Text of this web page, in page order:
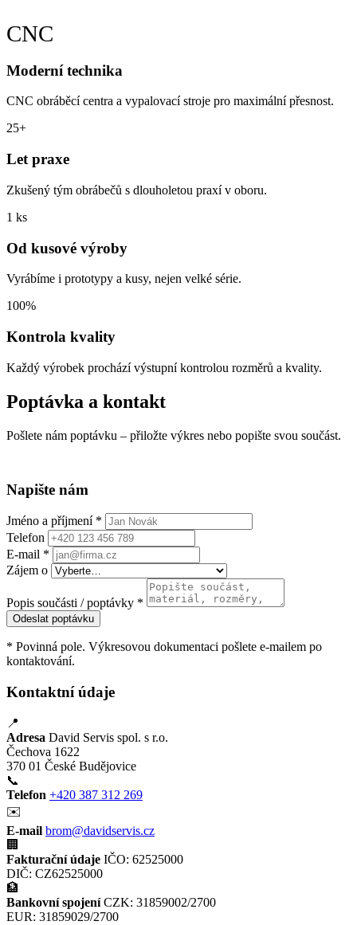
CNC
Moderní technika
CNC obráběcí centra a vypalovací stroje pro maximální přesnost.
25+
Let praxe
Zkušený tým obrábečů s dlouholetou praxí v oboru.
1 ks
Od kusové výroby
Vyrábíme i prototypy a kusy, nejen velké série.
100%
Kontrola kvality
Každý výrobek prochází výstupní kontrolou rozměrů a kvality.
Poptávka a kontakt
Pošlete nám poptávku – přiložte výkres nebo popište svou součást.
Napište nám
Jméno a příjmení *
Telefon
E-mail *
Zájem o
Popis součásti / poptávky *
Odeslat poptávku
* Povinná pole. Výkresovou dokumentaci pošlete e-mailem po
kontaktování.
Kontaktní údaje
📍
Adresa David Servis spol. s r.o.
Čechova 1622
370 01 České Budějovice
📞
Telefon +420 387 312 269
✉️
E-mail brom@davidservis.cz
🏢
Fakturační údaje IČO: 62525000
DIČ: CZ62525000
🏦
Bankovní spojeníCZK: 31859002/2700
EUR: 31859029/2700